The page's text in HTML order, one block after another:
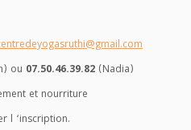
ou 07.50.46.39.82 (Nadia)
et nourriture
l ‘inscription.